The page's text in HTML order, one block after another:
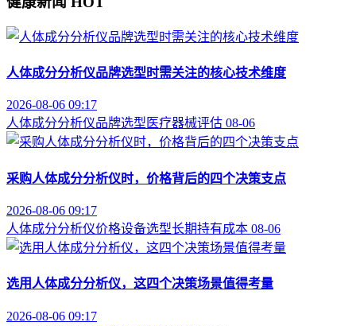
人体成分分析仪品牌选型时需关注的核心技术维度
2026-08-06 09:17
人体成分分析仪品牌选型 医疗器械评估 08-06
采购人体成分分析仪时，价格背后的四个决策支点
2026-08-06 09:17
人体成分分析仪价格设备选型长期持有成本 08-06
选用人体成分分析仪，这四个决策场景值得考量
2026-08-06 09:17